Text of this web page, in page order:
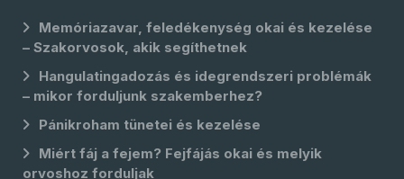
Memóriazavar, feledékenység okai és kezelése
– Szakorvosok, akik segíthetnek
Hangulatingadozás és idegrendszeri problémák
– mikor forduljunk szakemberhez?
Pánikroham tünetei és kezelése
Miért fáj a fejem? Fejfájás okai és melyik
orvoshoz forduljak